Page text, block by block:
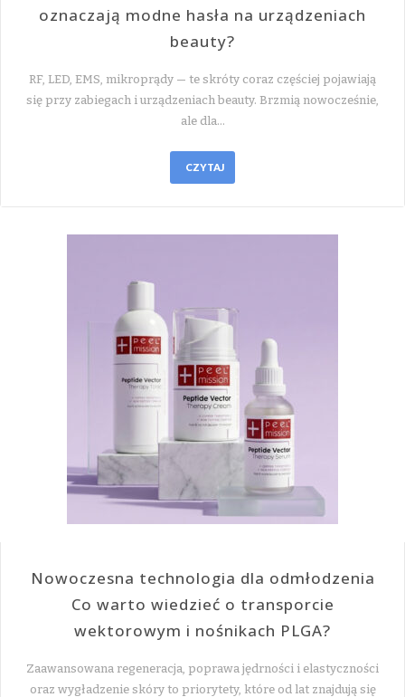
oznaczają modne hasła na urządzeniach
beauty?
RF, LED, EMS, mikroprądy — te skróty coraz częściej pojawiają
się przy zabiegach i urządzeniach beauty. Brzmią nowocześnie,
ale dla…
CZYTAJ
Nowoczesna technologia dla odmłodzenia
Co warto wiedzieć o transporcie
wektorowym i nośnikach PLGA?
Zaawansowana regeneracja, poprawa jędrności i elastyczności
oraz wygładzenie skóry to priorytety, które od lat znajdują się